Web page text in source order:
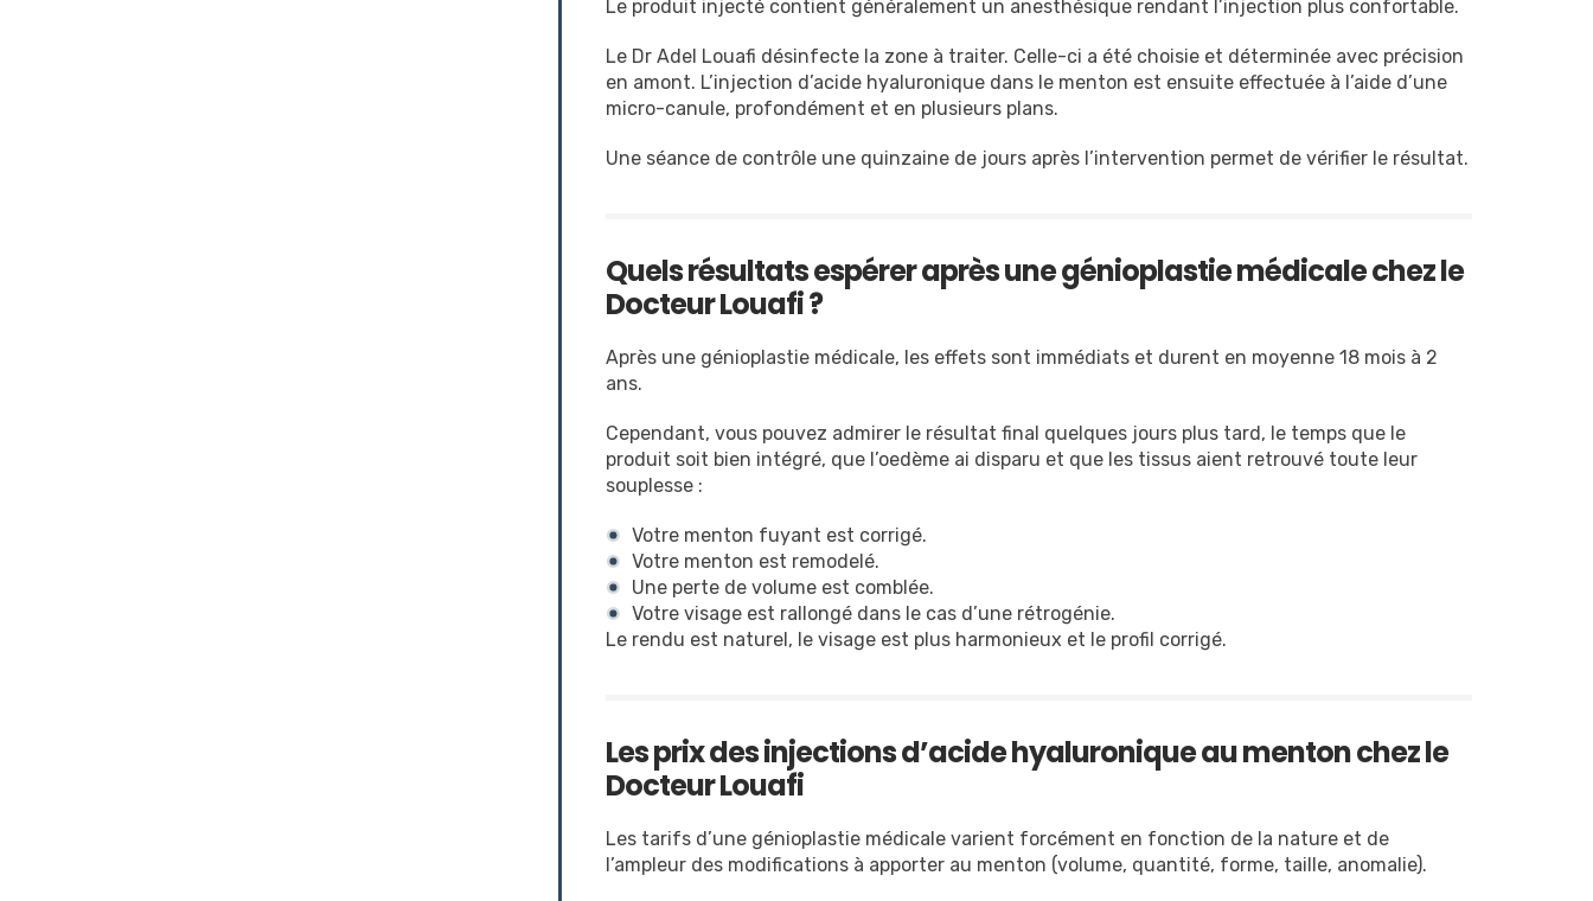
Le produit injecté contient généralement un anesthésique rendant l’injection plus confortable.
Le Dr Adel Louafi désinfecte la zone à traiter. Celle-ci a été choisie et déterminée avec précision
en amont. L’injection d’acide hyaluronique dans le menton est ensuite effectuée à l’aide d’une
micro-canule, profondément et en plusieurs plans.
Une séance de contrôle une quinzaine de jours après l’intervention permet de vérifier le résultat.
Quels résultats espérer après une génioplastie médicale chez le
Docteur Louafi ?
Après une génioplastie médicale, les effets sont immédiats et durent en moyenne 18 mois à 2
ans.
Cependant, vous pouvez admirer le résultat final quelques jours plus tard, le temps que le
produit soit bien intégré, que l’oedème ai disparu et que les tissus aient retrouvé toute leur
souplesse :
Votre menton fuyant est corrigé.
Votre menton est remodelé.
Une perte de volume est comblée.
Votre visage est rallongé dans le cas d’une rétrogénie.
Le rendu est naturel, le visage est plus harmonieux et le profil corrigé.
Les prix des injections d’acide hyaluronique au menton chez le
Docteur Louafi
Les tarifs d’une génioplastie médicale varient forcément en fonction de la nature et de
l’ampleur des modifications à apporter au menton (volume, quantité, forme, taille, anomalie).